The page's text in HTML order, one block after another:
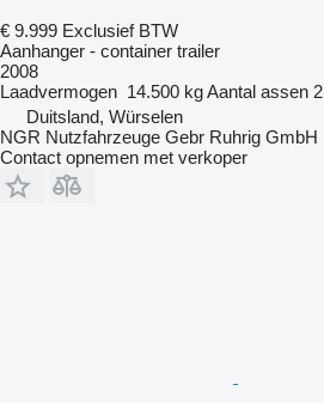
€ 9.999 Exclusief BTW
Aanhanger - container trailer
2008
Laadvermogen 14.500 kgAantal assen 2
Duitsland, Würselen
NGR Nutzfahrzeuge Gebr Ruhrig GmbH
Contact opnemen met verkoper